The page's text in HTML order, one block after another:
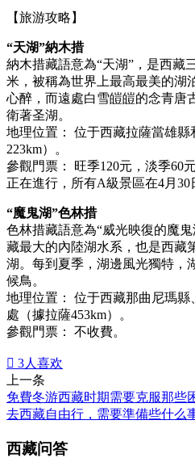
【旅游攻略】
“天湖”納木措
納木措藏語意為“天湖”，是西藏
米，被稱為世界上最高最美的湖
心醉，而遠處白雪皚皚的念青唐
衛著圣湖。
地理位置： 位于西藏拉薩當雄
223km）。
參觀門票： 旺季120元，淡季60
正在進行，所有A級景區在4月30
“魔鬼湖”色林措
色林措藏語意為“威光映復的魔
藏最大的內陸湖水系，也是西藏
湖。每到夏季，湖邊風光獨特，
候鳥。
地理位置： 位于西藏那曲尼瑪
處（據拉薩453km）。
參觀門票： 不收費。
 3人喜欢
上一条
免費冬游西藏时期需要克服那些
去西藏自由行，需要準備些什么
西藏问答